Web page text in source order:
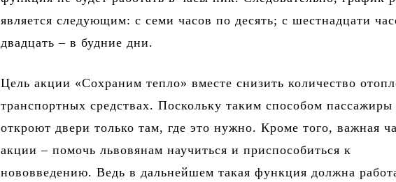
является следующим: с семи часов по десять; с шестнадцати
двадцать – в будние дни.
Цель акции «Сохраним тепло» вместе снизить количество
транспортных средствах. Поскольку таким способом пассажиры
откроют двери только там, где это нужно. Кроме того, важная
акции – помочь львовянам научиться и приспособиться к
нововведению. Ведь в дальнейшем такая функция должна